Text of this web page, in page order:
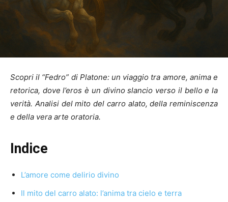
Scopri il “Fedro” di Platone: un viaggio tra amore, anima e
retorica, dove l’eros è un divino slancio verso il bello e la
verità. Analisi del mito del carro alato, della reminiscenza
e della vera arte oratoria.
Indice
L’amore come delirio divino
Il mito del carro alato: l’anima tra cielo e terra